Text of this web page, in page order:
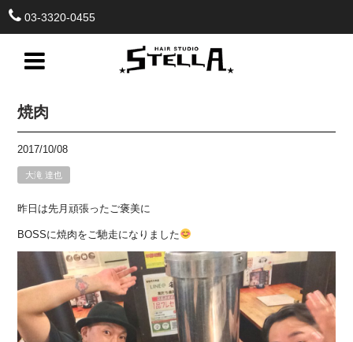
03-3320-0455
焼肉
2017/10/08
大滝 達也
昨日は先月頑張ったご褒美に
BOSSに焼肉をご馳走になりました